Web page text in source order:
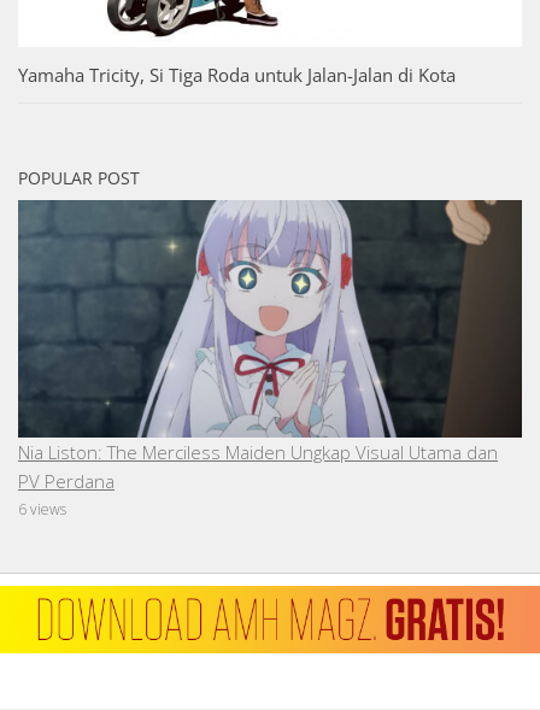
Yamaha Tricity, Si Tiga Roda untuk Jalan-Jalan di Kota
POPULAR POST
Nia Liston: The Merciless Maiden Ungkap Visual Utama dan
PV Perdana
6 views